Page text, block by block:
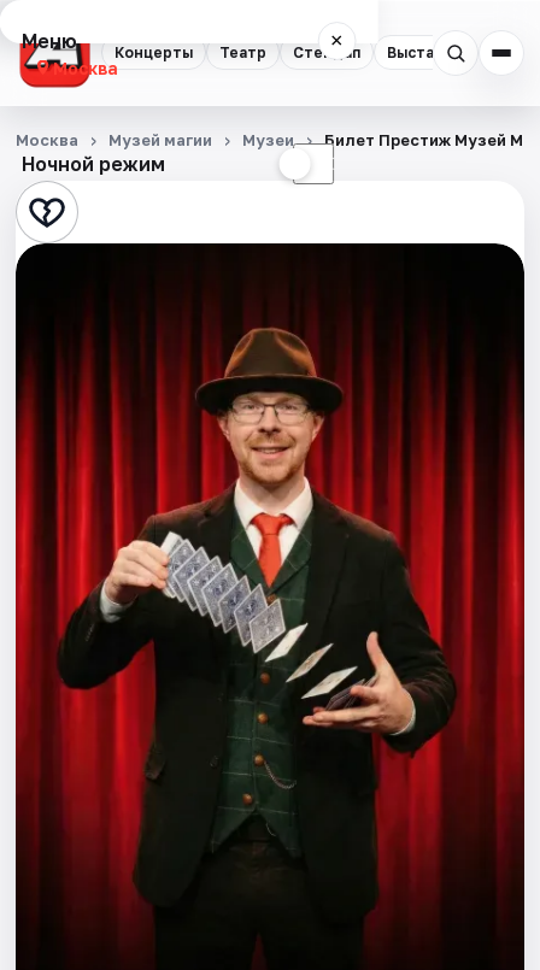
Концерты Театр Стендап Выставки
Меню ×
Москва
Концерты
Театр
Стендап
Города
Ночной режим ☾
Москва Музей магии Музеи Билет Престиж Музей